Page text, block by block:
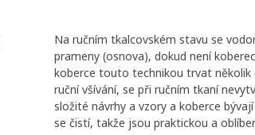
Na ručním tkalcovském stavu se
prameny (osnova), dokud není
koberce touto technikou trvat několik
ruční všívání, se při ručním tkaní
složité návrhy a vzory a koberce
se čistí, takže jsou praktickou a